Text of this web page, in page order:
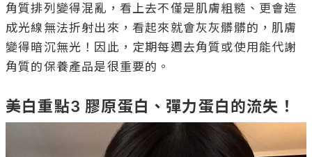
角質排列變得混亂，看上去不僅是肌膚粗糙、更會造
成光線無法折射出來，看起來就會灰灰髒髒的，肌膚
變得暗沉無光！因此，定期每週去角質或使用能代謝
角質的保養產品是很重要的。
美白重點3 膠原蛋白、彈力蛋白的流失！